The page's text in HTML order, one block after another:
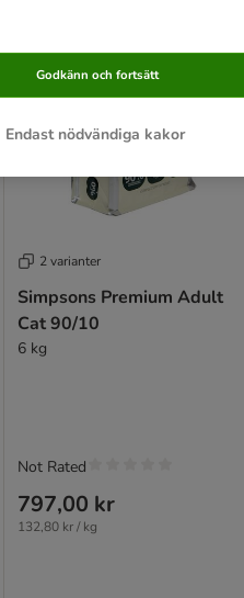
2 varianter
Simpsons Premium Adult
Cat 90/10
6 kg
797,00 kr
132,80 kr / kg
Not Rated
Endast nödvändiga kakor
Godkänn och fortsätt